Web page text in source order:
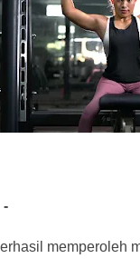
-
memperoleh